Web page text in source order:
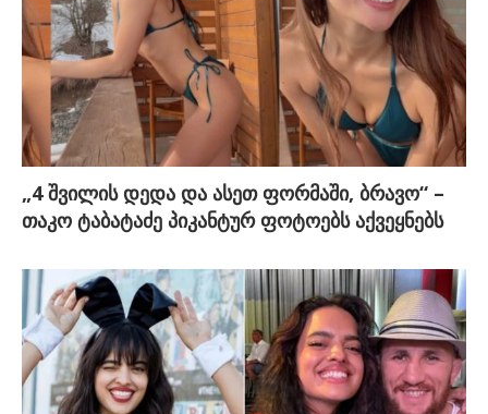
„4 შვილის დედა და ასეთ ფორმაში, ბრავო“ –
თაკო ტაბატაძე პიკანტურ ფოტოებს აქვეყნებს